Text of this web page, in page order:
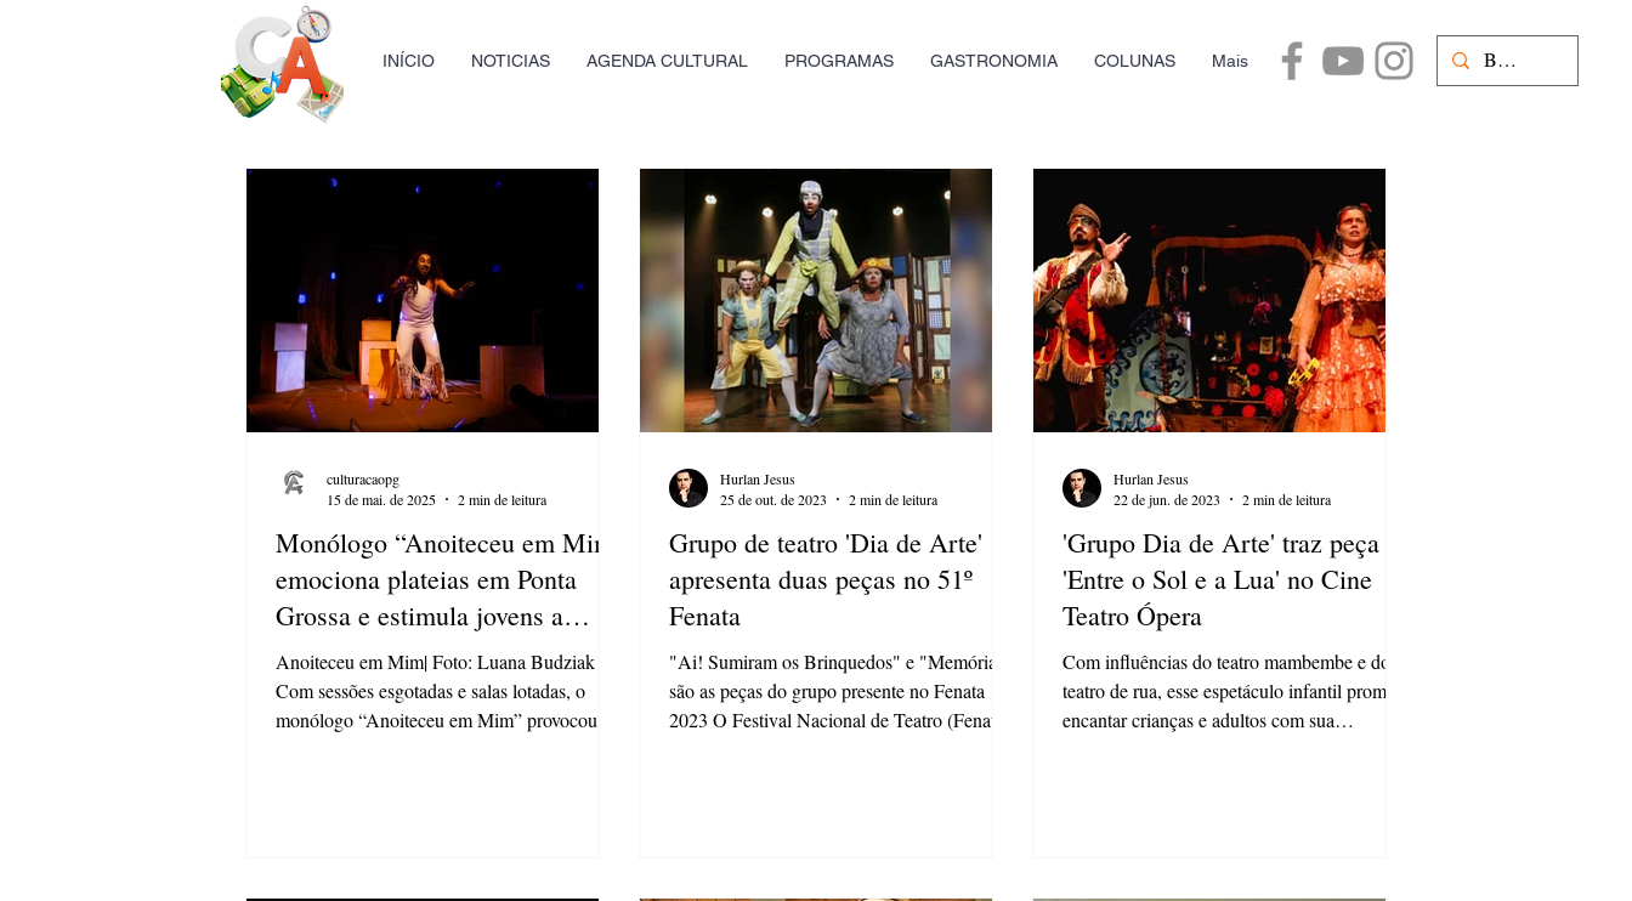
INÍCIO NOTICIAS AGENDA CULTURAL PROGRAMAS GASTRONOMIA COLUNAS Mais
Monólogo “Anoiteceu em Mim”
emociona plateias em Ponta
Grossa e estimula jovens a
refletirem sobre arte e existência
Anoiteceu em Mim| Foto: Luana Budziak
Com sessões esgotadas e salas lotadas, o
monólogo “Anoiteceu em Mim” provocou
culturacaopg
15 de mai. de 2025
2 min de leitura
Grupo de teatro 'Dia de Arte'
apresenta duas peças no 51º
Fenata
"Ai! Sumiram os Brinquedos" e "Memórias"
são as peças do grupo presente no Fenata
2023 O Festival Nacional de Teatro (Fenata)
Hurlan Jesus
25 de out. de 2023
2 min de leitura
'Grupo Dia de Arte' traz peça
'Entre o Sol e a Lua' no Cine
Teatro Ópera
Com influências do teatro mambembe e do
teatro de rua, esse espetáculo infantil promete
encantar crianças e adultos com sua
Hurlan Jesus
22 de jun. de 2023
2 min de leitura